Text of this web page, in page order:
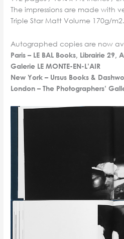
The impressions are made with
Triple Star Matt Volume 170g/m2.
Autographed copies are now
Paris – LE BAL Books, Librairie 29,
Galerie LE MONTE-EN-L’AIR
New York – Ursus Books &
London – The Photographers’